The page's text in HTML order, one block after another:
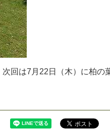
次回 は7 月 22 日 （木） に柏の